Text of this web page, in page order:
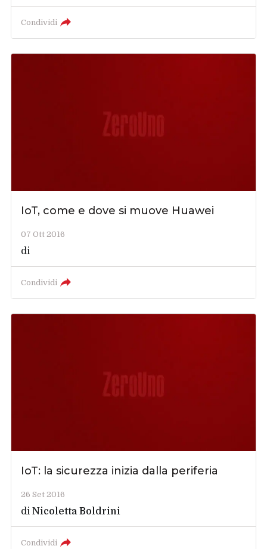
Condividi
IoT, come e dove si muove Huawei
07 Ott 2016
di
Condividi
IoT: la sicurezza inizia dalla periferia
26 Set 2016
diNicoletta Boldrini
Condividi